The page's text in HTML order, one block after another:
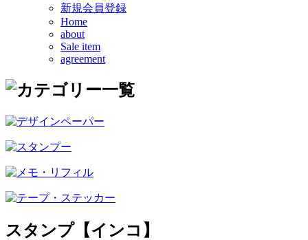
新規会員登録
Home
about
Sale item
agreement
スタンプ【インコ】